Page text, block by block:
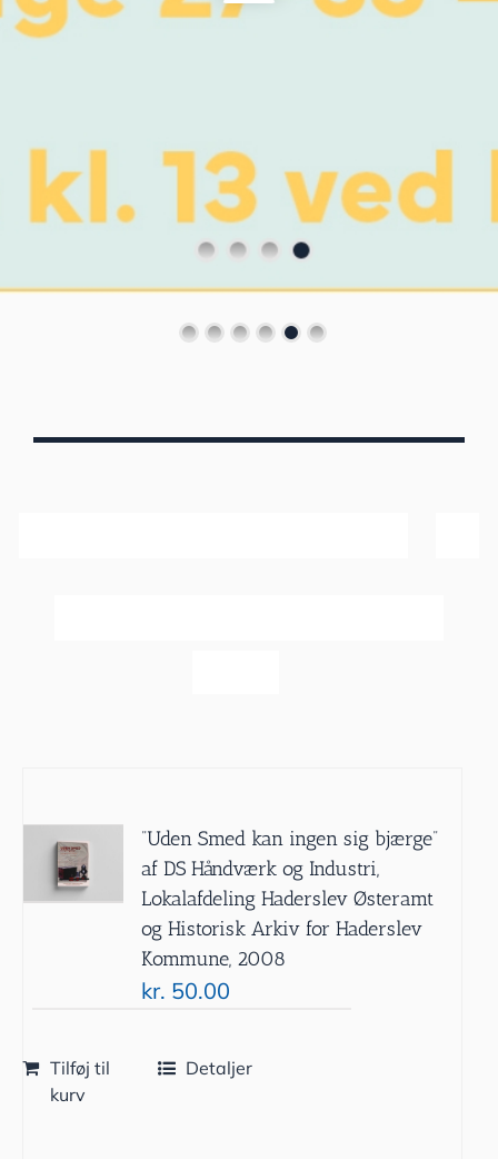
”Uden Smed kan ingen sig bjærge”
af DS Håndværk og Industri,
Lokalafdeling Haderslev Østeramt
og Historisk Arkiv for Haderslev
Kommune, 2008
kr. 50.00
Tilføj til
kurv
Detaljer